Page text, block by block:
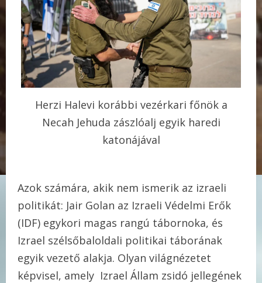
Herzi Halevi korábbi vezérkari főnök a
Necah Jehuda zászlóalj egyik haredi
katonájával
Azok számára, akik nem ismerik az izraeli
politikát: Jair Golan az Izraeli Védelmi Erők
(IDF) egykori magas rangú tábornoka, és
Izrael szélsőbaloldali politikai táborának
egyik vezető alakja. Olyan világnézetet
képvisel, amely Izrael Állam zsidó jellegének